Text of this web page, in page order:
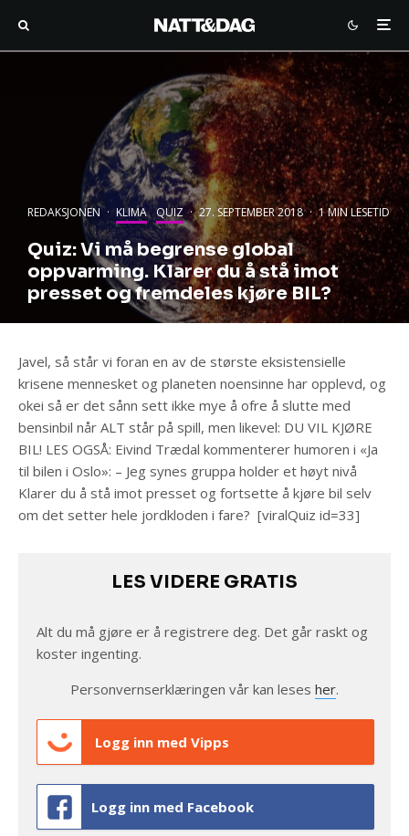
REDAKSJONEN · KLIMA QUIZ · 27. SEPTEMBER 2018 · 1 MIN LESETID
Quiz: Vi må begrense global
oppvarming. Klarer du å stå imot
presset og fremdeles kjøre BIL?
Javel, så står vi foran en av de største eksistensielle
krisene mennesket og planeten noensinne har opplevd, og
okei så er det sånn sett ikke mye å ofre å slutte med
bensinbil når ALT står på spill, men likevel: DU VIL KJØRE
BIL! LES OGSÅ: Eivind Trædal kommenterer humoren i «Ja
til bilen i Oslo»: – Jeg synes gruppa holder et høyt nivå
Klarer du å stå imot presset og fortsette å kjøre bil selv
om det setter hele jordkloden i fare? [viralQuiz id=33]
LES VIDERE GRATIS
Alt du må gjøre er å registrere deg. Det går raskt og
koster ingenting.
Personvernserklæringen vår kan leses her.
Logg inn med Vipps
Logg inn med Facebook